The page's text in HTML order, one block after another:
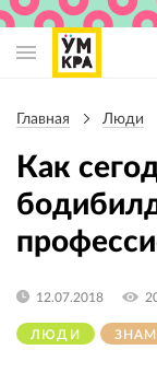
навигации
Главная Люди
Как
ЛЮДИ
12.07.2018